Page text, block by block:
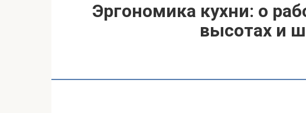
Эргономика кухни: о
высотах и